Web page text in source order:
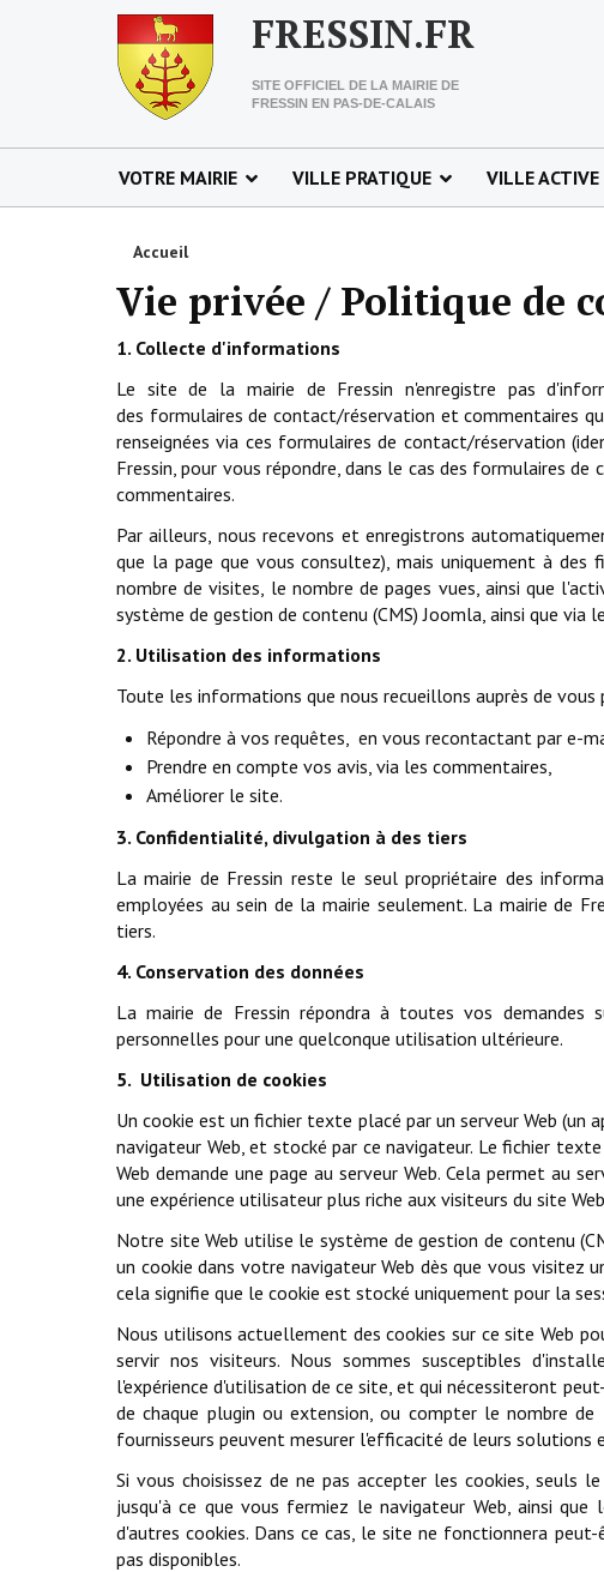
FRESSIN.FR
SITE OFFICIEL DE LA MAIRIE DE
FRESSIN EN PAS-DE-CALAIS
VOTRE MAIRIE VILLE PRATIQUE VILLE ACTIVE
Accueil
Vie privée / Politique de
1. Collecte d'informations
Le site de la mairie de Fressin n'enregistre pas
des formulaires de contact/réservation et commentaires
renseignées via ces formulaires de contact/réservation
Fressin, pour vous répondre, dans le cas des formulaires
commentaires.
Par ailleurs, nous recevons et enregistrons
que la page que vous consultez), mais uniquement à
nombre de visites, le nombre de pages vues, ainsi que
système de gestion de contenu (CMS) Joomla, ainsi que via
2. Utilisation des informations
Toute les informations que nous recueillons auprès de
Répondre à vos requêtes, en vous recontactant par e-
Prendre en compte vos avis, via les commentaires,
Améliorer le site.
3. Confidentialité, divulgation à des tiers
La mairie de Fressin reste le seul propriétaire des
employées au sein de la mairie seulement. La mairie de
tiers.
4. Conservation des données
La mairie de Fressin répondra à toutes vos
personnelles pour une quelconque utilisation ultérieure.
5. Utilisation de cookies
Un cookie est un fichier texte placé par un serveur Web (un
navigateur Web, et stocké par ce navigateur. Le fichier
Web demande une page au serveur Web. Cela permet au
une expérience utilisateur plus riche aux visiteurs du site
Notre site Web utilise le système de gestion de contenu
un cookie dans votre navigateur Web dès que vous visitez
cela signifie que le cookie est stocké uniquement pour la
Nous utilisons actuellement des cookies sur ce site Web
servir nos visiteurs. Nous sommes susceptibles
l'expérience d'utilisation de ce site, et qui nécessiteront
de chaque plugin ou extension, ou compter le nombre
fournisseurs peuvent mesurer l'efficacité de leurs
Si vous choisissez de ne pas accepter les cookies, seuls
jusqu'à ce que vous fermiez le navigateur Web, ainsi
d'autres cookies. Dans ce cas, le site ne fonctionnera
pas disponibles.